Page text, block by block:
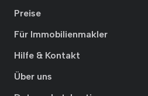
Preise
Für Immobilienmakler
Hilfe & Kontakt
Über uns